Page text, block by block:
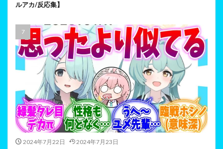
ルアカ/反応集】
2024年7月22日 2024年7月23日